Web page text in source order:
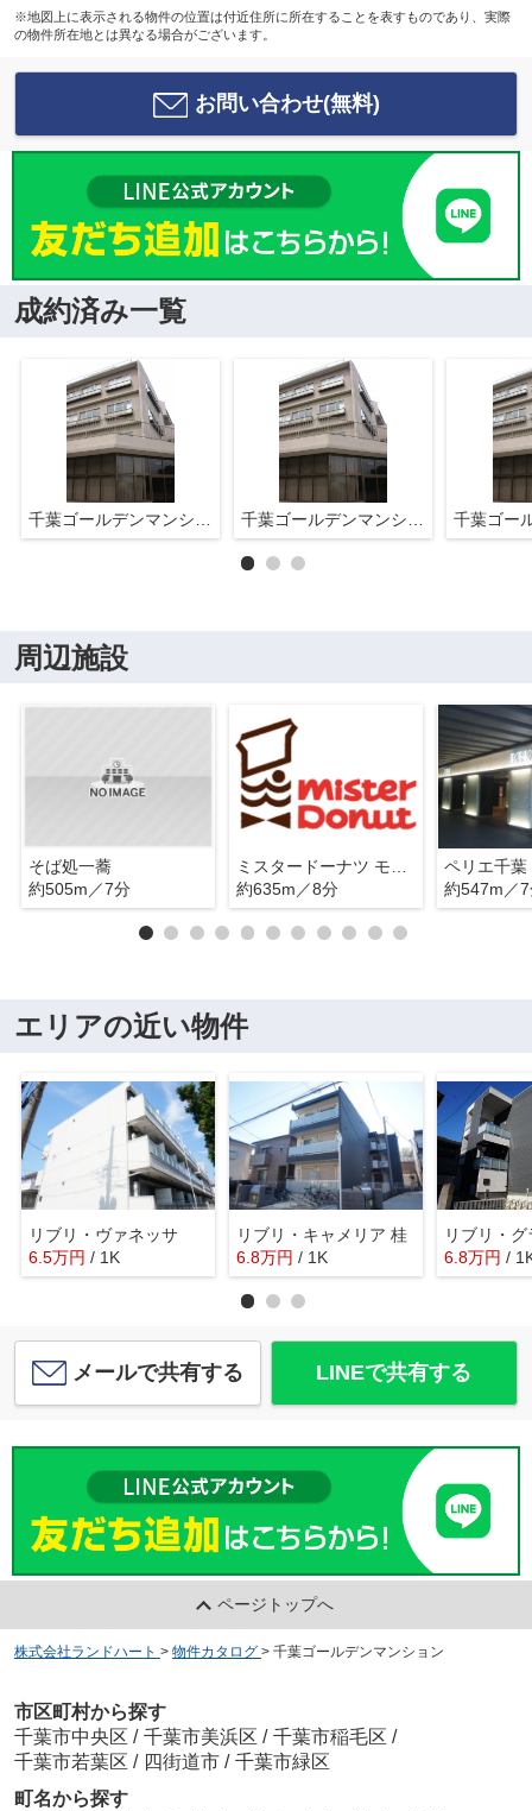
※地図上に表示される物件の位置は付近住所に所在することを表すものであり、実際
の物件所在地とは異なる場合がございます。
お問い合わせ(無料)
成約済み一覧
千葉ゴールデンマンション 千葉ゴールデンマンション
周辺施設
そば処一蕎
約505m／7分
約635m／8分
ペリエ千葉
約547m／
エリアの近い物件
リブリ・ヴァネッサ
6.5万円 / 1K
リブリ・キャメリア 桂
6.8万円 / 1K
リブリ・
6.8万円 /
メールで共有する LINEで共有する
ページトップへ
株式会社ランドハート > 物件カタログ > 千葉ゴールデンマンション
市区町村から探す
千葉市中央区 / 千葉市美浜区 / 千葉市稲毛区 /
千葉市若葉区 / 四街道市 / 千葉市緑区
町名から探す